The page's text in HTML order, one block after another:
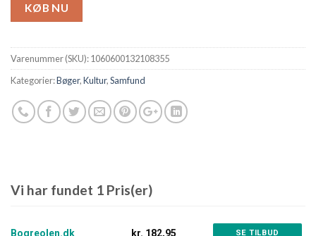
KØB NU
Varenummer (SKU):1060600132108355
Kategorier:Bøger,Kultur,Samfund
Vi har fundet 1 Pris(er)
Bogreolen.dk kr. 182,95 SE TILBUD